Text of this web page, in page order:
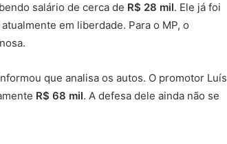
salário de cerca de R$ 28 mil. Ele já foi
em liberdade. Para o MP, o
que analisa os autos. O promotor Luís
R$ 68 mil. A defesa dele ainda não se